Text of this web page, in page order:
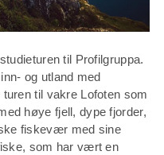
til Profilgruppa.
og utland med
til vakre Lofoten som
høye fjell, dype fjorder,
fiskevær med sine
som har vært en